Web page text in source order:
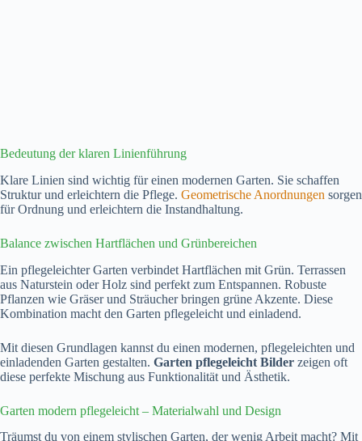
Bedeutung der klaren Linienführung
Klare Linien sind wichtig für einen modernen Garten. Sie schaffen
Struktur und erleichtern die Pflege. Geometrische Anordnungen sorgen
für Ordnung und erleichtern die Instandhaltung.
Balance zwischen Hartflächen und Grünbereichen
Ein pflegeleichter Garten verbindet Hartflächen mit Grün. Terrassen
aus Naturstein oder Holz sind perfekt zum Entspannen. Robuste
Pflanzen wie Gräser und Sträucher bringen grüne Akzente. Diese
Kombination macht den Garten pflegeleicht und einladend.
Mit diesen Grundlagen kannst du einen modernen, pflegeleichten und
einladenden Garten gestalten. Garten pflegeleicht Bilder zeigen oft
diese perfekte Mischung aus Funktionalität und Ästhetik.
Garten modern pflegeleicht – Materialwahl und Design
Träumst du von einem stylischen Garten, der wenig Arbeit macht? Mit